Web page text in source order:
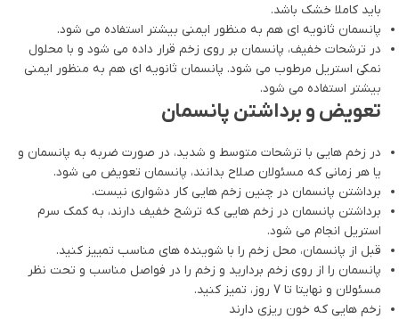
باید کاملا خشک باشد.
پانسمان ثانویه ای هم به منظور ایمنی بیشتر استفاده می شود.
در ترشحات خفیف، پانسمان بر روی زخم قرار داده می شود و با محلول
نمکی استریل مرطوب می شود. پانسمان ثانویه ای هم به منظور ایمنی
بیشتر استفاده می شود.
تعویض و برداشتن پانسمان
در زخم هایی با ترشحات متوسط و شدید، در صورت ضربه به پانسمان و
یا هر زمانی که مسئولان صلاح بدانند، پانسمان تعویض می شود.
برداشتن پانسمان در چنین زخم هایی کار دشواری نیست.
برداشتن پانسمان در زخم هایی که ترشح خفیف دارند، به کمک سرم
استریل انجام می شود.
قبل از پانسمان، محل زخم را با شوینده های مناسب تمییز کنید.
پانسمان را از روی زخم بردارید و زخم را در فواصل مناسب و تحت نظر
مسئولان و نهایتا تا 7 روز، تمیز کنید.
زخم هایی که خون ریزی دارند